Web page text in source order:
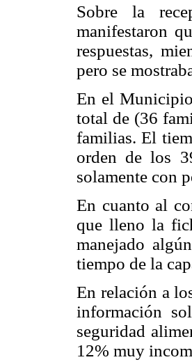
Sobre la
manifestaron
respuestas,
pero se
En el
total de (36
familias. El
orden de los
solamente con
En cuanto al
que lleno la
manejado
tiempo de la
En relación a
información
seguridad
12% muy